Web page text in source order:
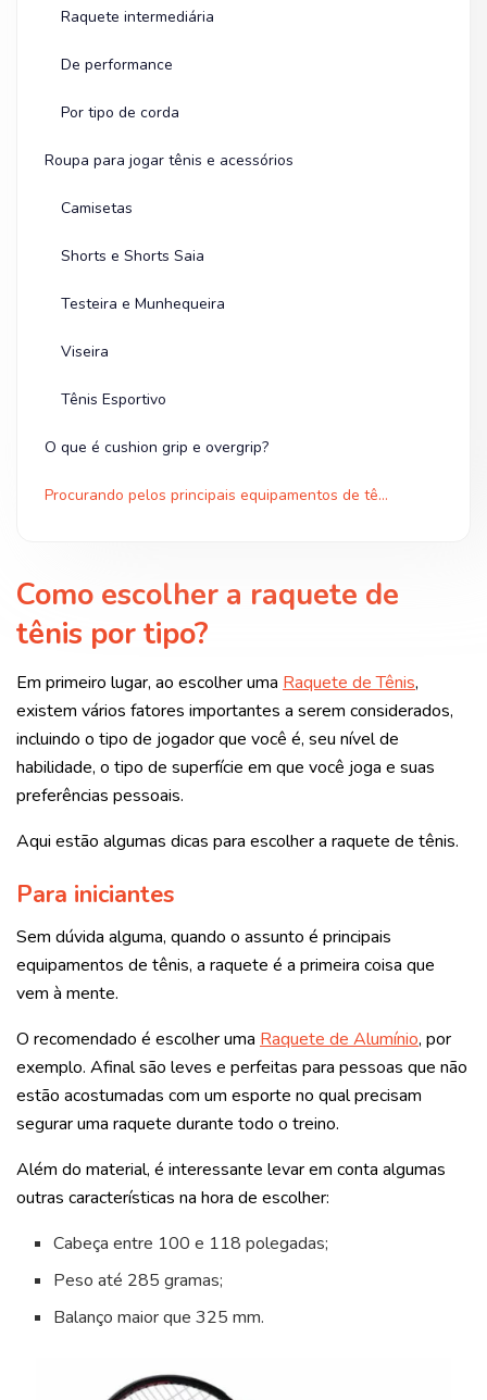
Raquete intermediária
De performance
Por tipo de corda
Roupa para jogar tênis e acessórios
Camisetas
Shorts e Shorts Saia
Testeira e Munhequeira
Viseira
Tênis Esportivo
O que é cushion grip e overgrip?
Procurando pelos principais equipamentos de tênis em oferta? Olha na Shopee!
Como escolher a raquete de
tênis por tipo?
Em primeiro lugar, ao escolher uma Raquete de Tênis,
existem vários fatores importantes a serem considerados,
incluindo o tipo de jogador que você é, seu nível de
habilidade, o tipo de superfície em que você joga e suas
preferências pessoais.
Aqui estão algumas dicas para escolher a raquete de tênis.
Para iniciantes
Sem dúvida alguma, quando o assunto é principais
equipamentos de tênis, a raquete é a primeira coisa que
vem à mente.
O recomendado é escolher uma Raquete de Alumínio, por
exemplo. Afinal são leves e perfeitas para pessoas que não
estão acostumadas com um esporte no qual precisam
segurar uma raquete durante todo o treino.
Além do material, é interessante levar em conta algumas
outras características na hora de escolher:
Cabeça entre 100 e 118 polegadas;
Peso até 285 gramas;
Balanço maior que 325 mm.